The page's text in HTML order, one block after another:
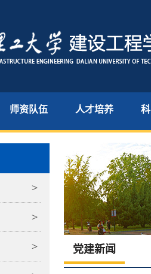
师资队伍 人才培养
党建新闻